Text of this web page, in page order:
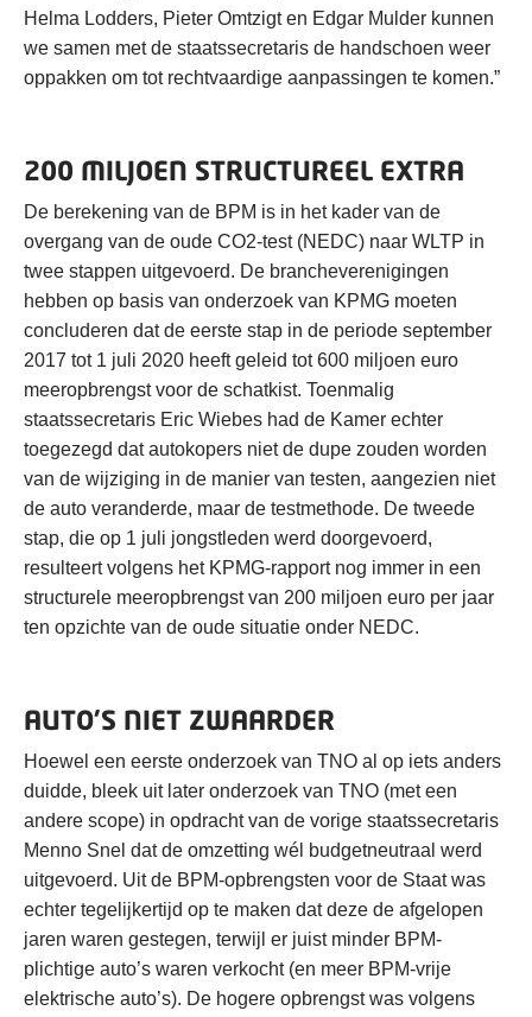
Helma Lodders, Pieter Omtzigt en Edgar Mulder kunnen
we samen met de staatssecretaris de handschoen weer
oppakken om tot rechtvaardige aanpassingen te komen.”
200 MILJOEN STRUCTUREEL EXTRA
De berekening van de BPM is in het kader van de
overgang van de oude CO2-test (NEDC) naar WLTP in
twee stappen uitgevoerd. De brancheverenigingen
hebben op basis van onderzoek van KPMG moeten
concluderen dat de eerste stap in de periode september
2017 tot 1 juli 2020 heeft geleid tot 600 miljoen euro
meeropbrengst voor de schatkist. Toenmalig
staatssecretaris Eric Wiebes had de Kamer echter
toegezegd dat autokopers niet de dupe zouden worden
van de wijziging in de manier van testen, aangezien niet
de auto veranderde, maar de testmethode. De tweede
stap, die op 1 juli jongstleden werd doorgevoerd,
resulteert volgens het KPMG-rapport nog immer in een
structurele meeropbrengst van 200 miljoen euro per jaar
ten opzichte van de oude situatie onder NEDC.
AUTO’S NIET ZWAARDER
Hoewel een eerste onderzoek van TNO al op iets anders
duidde, bleek uit later onderzoek van TNO (met een
andere scope) in opdracht van de vorige staatssecretaris
Menno Snel dat de omzetting wél budgetneutraal werd
uitgevoerd. Uit de BPM-opbrengsten voor de Staat was
echter tegelijkertijd op te maken dat deze de afgelopen
jaren waren gestegen, terwijl er juist minder BPM-
plichtige auto’s waren verkocht (en meer BPM-vrije
elektrische auto’s). De hogere opbrengst was volgens